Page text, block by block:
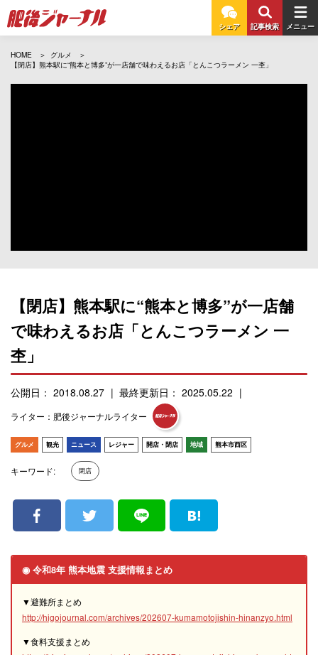
シェア 記事検索 メニュー
HOME
グルメ
【閉店】熊本駅に“熊本と博多”が一店舗で味わえるお店「とんこつラーメン 一杢」
【閉店】熊本駅に“熊本と博多”が一店舗
で味わえるお店「とんこつラーメン 一
杢」
公開日： 2018.08.27 最終更新日： 2025.05.22
ライター：肥後ジャーナルライター
グルメ 観光 ニュース レジャー 開店・閉店 地域 熊本市西区
キーワード: 閉店
◉ 令和8年 熊本地震 支援情報まとめ
▼避難所まとめ
http://higojournal.com/archives/202607-kumamotojishin-hinanzyo.html
▼食料支援まとめ